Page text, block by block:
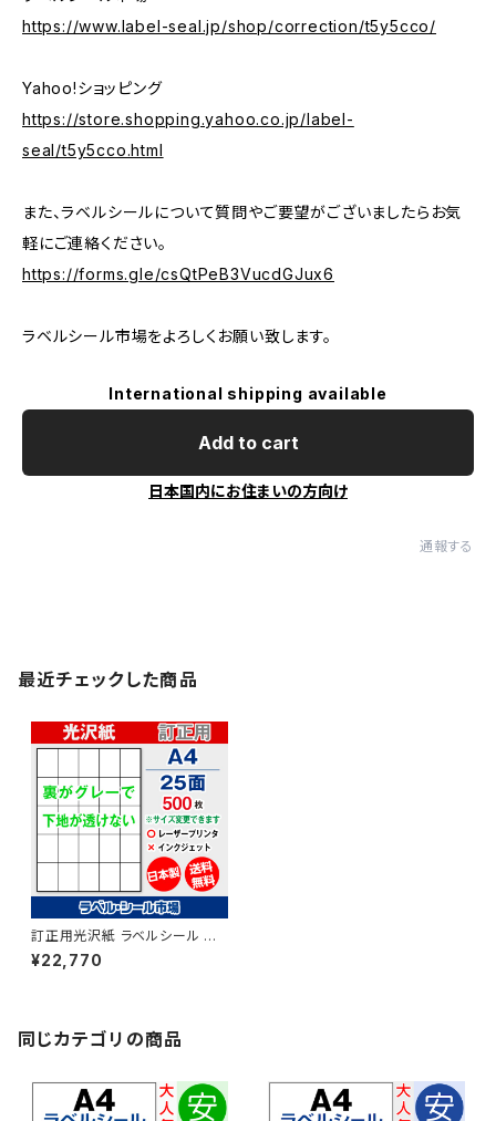
https://www.label-seal.jp/shop/correction/t5y5cco/
Yahoo!ショッピング
https://store.shopping.yahoo.co.jp/label-
seal/t5y5cco.html
また、ラベルシールについて質問やご要望がございましたらお気
軽にご連絡ください。
https://forms.gle/csQtPeB3VucdGJux6
ラベルシール市場をよろしくお願い致します。
International shipping available
Add to cart
日本国内にお住まいの方向け
通報する
最近チェックした商品
訂正用光沢紙 ラベルシール レ
ーザープリンター専用 A4-25
面 シール 用紙 500枚 T5Y5C
¥22,770
同じカテゴリの商品